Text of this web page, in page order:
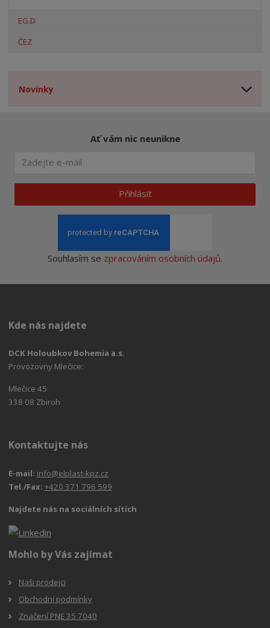
EG.D
ČEZ
Novinky
Ať vám nic neunikne
Přihlásit
Souhlasím se zpracováním osobních údajů.
Kde nás najdete
DCK Holoubkov Bohemia a.s.
Provozovny Mlečice:
Mlečice 45
338 08 Zbiroh
Kontaktujte nás
E-mail: info@elplast-kpz.cz
Tel./Fax:+420 371 796 599
Najdete nás na sociálních sítích
Mohlo by Vás zajímat
Naši prodejci
Obchodní podmínky
Značení PNE 35 7040